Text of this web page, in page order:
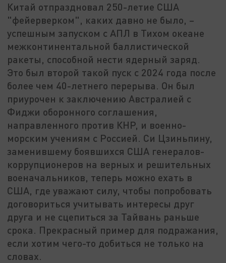
Китай отпраздновал 250-летие США
"фейерверком", каких давно не было, –
успешным запуском с АПЛ в Тихом океане
межконтинентальной баллистической
ракеты, способной нести ядерный заряд.
Это был второй такой пуск с 2024 года после
более чем 40-летнего перерыва. Он был
приурочен к заключению Австралией с
Фиджи оборонного соглашения,
направленного против КНР, и военно-
морским учениям с Россией. Си Цзиньпину,
заменившему боявшихся США генералов-
коррупционеров на верных и решительных
военачальников, теперь можно ехать в
США, где уважают силу, чтобы попробовать
договориться учитывать интересы друг
друга и не сцепиться за Тайвань раньше
срока. Прекрасный пример для подражания,
если хотим чего-то добиться не только на
словах.